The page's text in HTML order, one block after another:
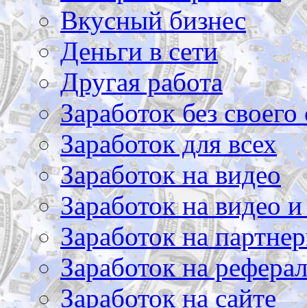
Вкусный бизнес
Деньги в сети
Другая работа
Заработок без своего
Заработок для всех
Заработок на видео
Заработок на видео
Заработок на
Заработок на
Заработок на сайте